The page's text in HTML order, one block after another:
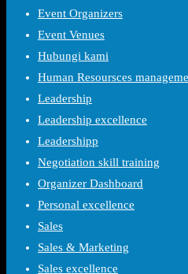
Event Organizers
Event Venues
Hubungi kami
Human Resoursces
Leadership
Leadership excellence
Leadershipp
Negotiation skill training
Organizer Dashboard
Personal excellence
Sales
Sales & Marketing
Sales excellence